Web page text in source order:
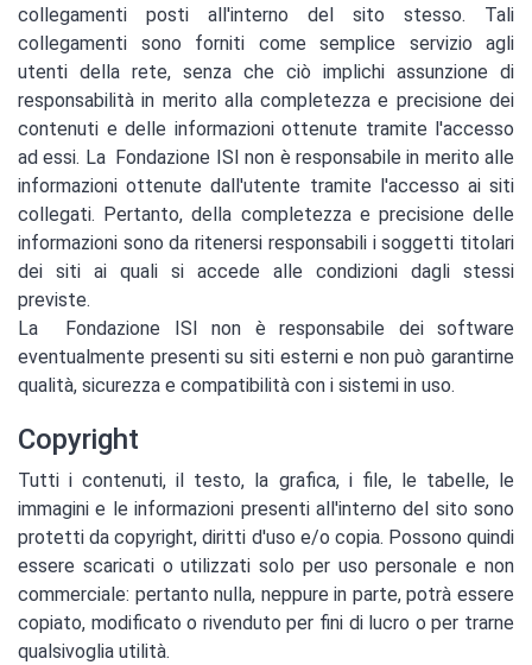
collegamenti posti all'interno del sito stesso. Tali
collegamenti sono forniti come semplice servizio agli
utenti della rete, senza che ciò implichi assunzione di
responsabilità in merito alla completezza e precisione dei
contenuti e delle informazioni ottenute tramite l'accesso
ad essi. La Fondazione ISI non è responsabile in merito alle
informazioni ottenute dall'utente tramite l'accesso ai siti
collegati. Pertanto, della completezza e precisione delle
informazioni sono da ritenersi responsabili i soggetti titolari
dei siti ai quali si accede alle condizioni dagli stessi
previste.
La Fondazione ISI non è responsabile dei software
eventualmente presenti su siti esterni e non può garantirne
qualità, sicurezza e compatibilità con i sistemi in uso.
Copyright
Tutti i contenuti, il testo, la grafica, i file, le tabelle, le
immagini e le informazioni presenti all'interno del sito sono
protetti da copyright, diritti d'uso e/o copia. Possono quindi
essere scaricati o utilizzati solo per uso personale e non
commerciale: pertanto nulla, neppure in parte, potrà essere
copiato, modificato o rivenduto per fini di lucro o per trarne
qualsivoglia utilità.